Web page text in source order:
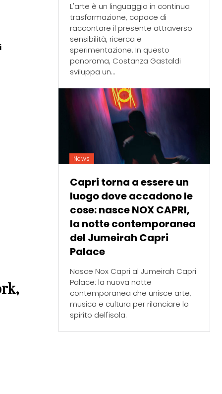
L'arte è un linguaggio in continua
trasformazione, capace di
raccontare il presente attraverso
sensibilità, ricerca e
sperimentazione. In questo
panorama, Costanza Gastaldi
sviluppa un...
News
Capri torna a essere un
luogo dove accadono le
cose: nasce NOX CAPRI,
la notte contemporanea
del Jumeirah Capri
Palace
Nasce Nox Capri al Jumeirah Capri
Palace: la nuova notte
contemporanea che unisce arte,
musica e cultura per rilanciare lo
spirito dell'isola.